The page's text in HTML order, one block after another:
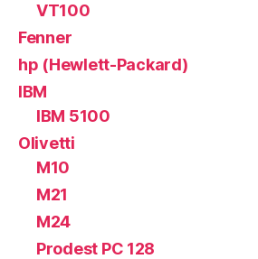
VT100
Fenner
hp (Hewlett-Packard)
IBM
IBM 5100
Olivetti
M10
M21
M24
Prodest PC 128